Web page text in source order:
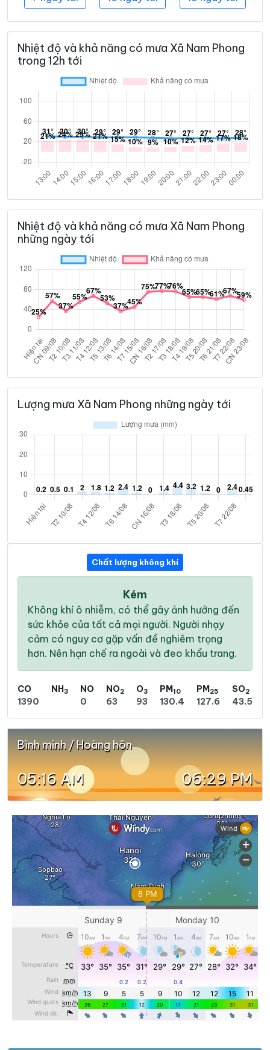
Nhiệt độ và khả năng có mưa Xã Nam Phong
trong 12h tới
Nhiệt độ và khả năng có mưa Xã Nam Phong
những ngày tới
Lượng mưa Xã Nam Phong những ngày tới
Chất lượng không khí
Kém
Không khí ô nhiễm, có thể gây ảnh hưởng đến
sức khỏe của tất cả mọi người. Người nhạy
cảm có nguy cơ gặp vấn đề nghiêm trọng
hơn. Nên hạn chế ra ngoài và đeo khẩu trang.
CO
1390
NH3
NO
0
NO2
63
O3
93
PM10
130.4
PM25
127.6
SO2
43.5
Bình minh / Hoàng hôn
05:16 AM 06:29 PM